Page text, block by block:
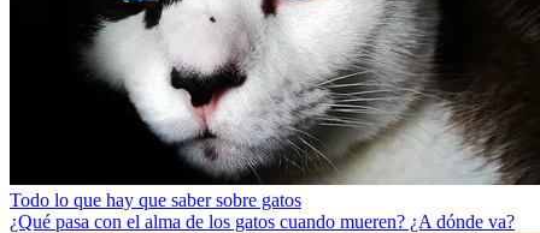
Todo lo que hay que saber sobre gatos
¿Qué pasa con el alma de los gatos cuando mueren? ¿A dónde va?